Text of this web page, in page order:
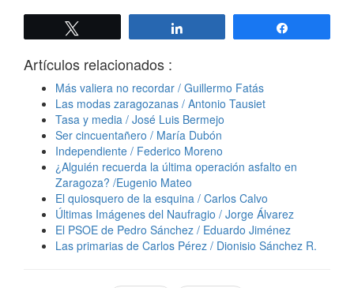
Artículos relacionados :
Más valiera no recordar / Guillermo Fatás
Las modas zaragozanas / Antonio Tausiet
Tasa y media / José Luis Bermejo
Ser cincuentañero / María Dubón
Independiente / Federico Moreno
¿Alguién recuerda la última operación asfalto en
Zaragoza? /Eugenio Mateo
El quiosquero de la esquina / Carlos Calvo
Últimas Imágenes del Naufragio / Jorge Álvarez
El PSOE de Pedro Sánchez / Eduardo Jiménez
Las primarias de Carlos Pérez / Dionisio Sánchez R.